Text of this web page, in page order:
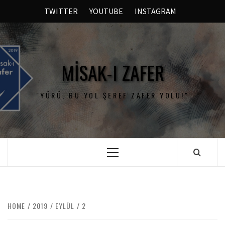
TWITTER YOUTUBE INSTAGRAM
MISAK-I ZAFER
"YÜRÜ, BU YOL ŞEREF ZAFER YOLU!"
HOME 2019 EYLÜL 2